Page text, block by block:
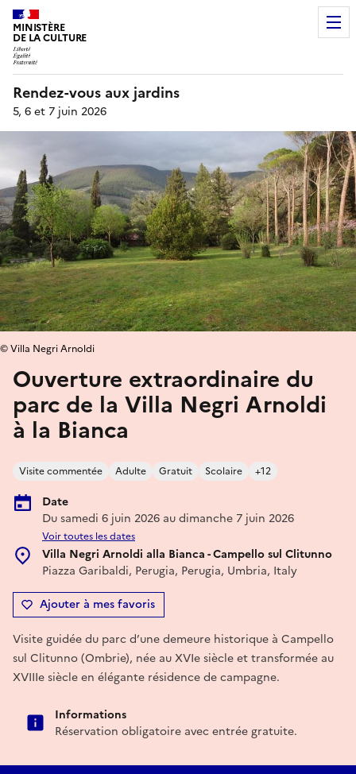
MINISTÈRE
DE LA CULTURE
Rendez-vous aux jardins
5, 6 et 7 juin 2026
Ouverture extraordinaire du
parc de la Villa Negri Arnoldi
à la Bianca
Visite commentée Adulte Gratuit Scolaire +12
Date
Du samedi 6 juin 2026 au dimanche 7 juin 2026
Voir toutes les dates
Villa Negri Arnoldi alla Bianca - Campello sul Clitunno
Piazza Garibaldi, Perugia, Perugia, Umbria, Italy
Ajouter à mes favoris
© Villa Negri Arnoldi
Visite guidée du parc d’une demeure historique à Campello
sul Clitunno (Ombrie), née au XVIe siècle et transformée au
XVIIIe siècle en élégante résidence de campagne.
Informations
Réservation obligatoire avec entrée gratuite.